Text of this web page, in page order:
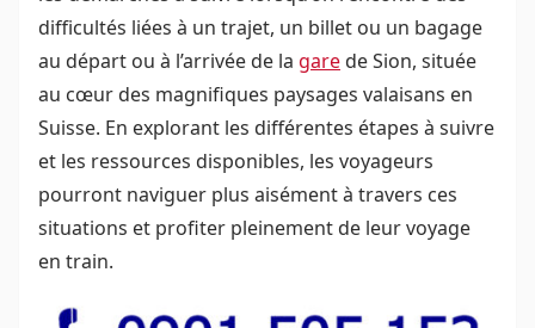
difficultés liées à un trajet, un billet ou un bagage
au départ ou à l’arrivée de la gare de Sion, située
au cœur des magnifiques paysages valaisans en
Suisse. En explorant les différentes étapes à suivre
et les ressources disponibles, les voyageurs
pourront naviguer plus aisément à travers ces
situations et profiter pleinement de leur voyage
en train.